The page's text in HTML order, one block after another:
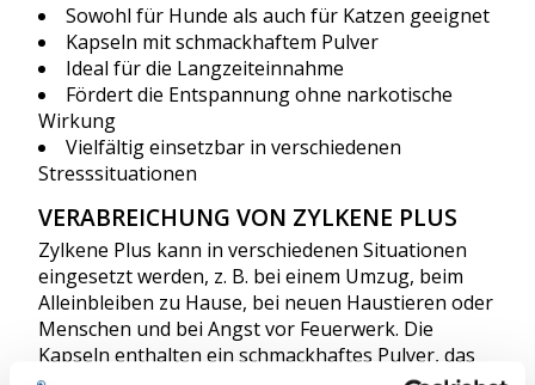
Sowohl für Hunde als auch für Katzen geeignet
Kapseln mit schmackhaftem Pulver
Ideal für die Langzeiteinnahme
Fördert die Entspannung ohne narkotische
Wirkung
Vielfältig einsetzbar in verschiedenen
Stresssituationen
VERABREICHUNG VON ZYLKENE PLUS
Zylkene Plus kann in verschiedenen Situationen
eingesetzt werden, z. B. bei einem Umzug, beim
Alleinbleiben zu Hause, bei neuen Haustieren oder
Menschen und bei Angst vor Feuerwerk. Die
Kapseln enthalten ein schmackhaftes Pulver, das